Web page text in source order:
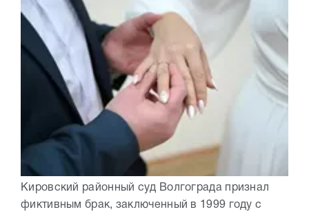
Кировский районный суд Волгограда признал
фиктивным брак, заключенный в 1999 году с